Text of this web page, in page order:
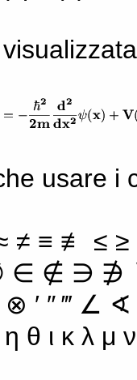
usare i
≠ ≡ ≢ ≤
∈ ∉ ∋ ∌
′ ″ ‴ ∠
η θ ι κ λ